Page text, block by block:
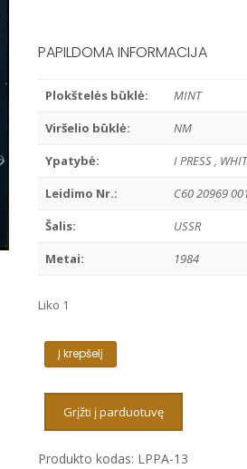
PAPILDOMA INFORMACIJA
Plokštelės būklė:
MINT
Viršelio būklė:
NM
Ypatybė:
I PRESS ,
Leidimo Nr.:
C60 20969
Šalis:
USSR
Metai:
1984
Liko 1
produkto
kiekis:
GIANNI
MORANDI
Į krepšelį
Grįžti į parduotuvę
Produkto kodas: LPPA-13